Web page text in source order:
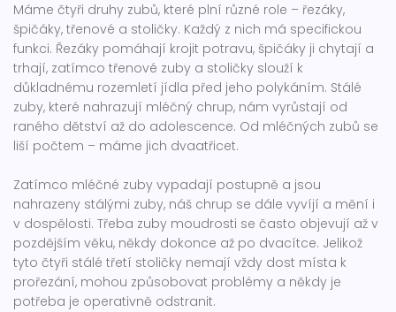
Máme čtyři druhy zubů, které plní různé role – řezáky,
špičáky, třenové a stoličky. Každý z nich má specifickou
funkci. Řezáky pomáhají krojit potravu, špičáky ji chytají a
trhají, zatímco třenové zuby a stoličky slouží k
důkladnému rozemletí jídla před jeho polykáním. Stálé
zuby, které nahrazují mléčný chrup, nám vyrůstají od
raného dětství až do adolescence. Od mléčných zubů se
liší počtem – máme jich dvaatřicet.
Zatímco mléčné zuby vypadají postupně a jsou
nahrazeny stálými zuby, náš chrup se dále vyvíjí a mění i
v dospělosti. Třeba zuby moudrosti se často objevují až v
pozdějším věku, někdy dokonce až po dvacítce. Jelikož
tyto čtyři stálé třetí stoličky nemají vždy dost místa k
prořezání, mohou způsobovat problémy a někdy je
potřeba je operativně odstranit.